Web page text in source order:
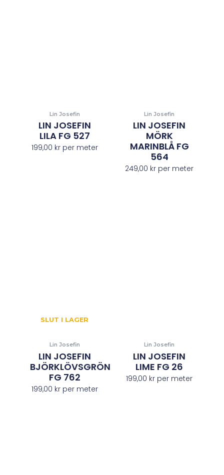
Lin Josefin
LIN JOSEFIN
LILA FG 527
199,00 krper meter
Lin Josefin
LIN JOSEFIN
MÖRK
MARINBLÅ FG
564
249,00 kr per meter
SLUT I LAGER
Lin Josefin
LIN JOSEFIN
BJÖRKLÖVSGRÖN
FG 762
199,00 krper meter
Lin Josefin
LIN JOSEFIN
LIME FG 26
199,00 kr per meter